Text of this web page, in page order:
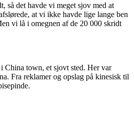
så det havde vi meget sjov med at
at vi ikke havde lige lange ben
vi lå i omegnen af de 20 000 skridt
China town, et sjovt sted. Her var
Fra reklamer og opslag på kinesisk til